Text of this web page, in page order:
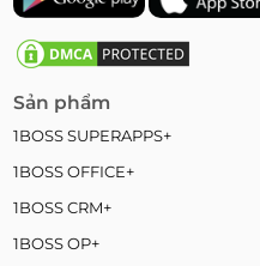
Sản phẩm
1BOSS SUPERAPPS+
1BOSS OFFICE+
1BOSS CRM+
1BOSS OP+